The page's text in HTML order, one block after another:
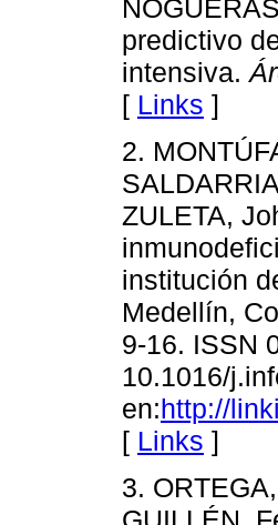
predictivo
intensiva.
[ Links ]
2.
ZULETA,
institución
Medellín,
9-16. ISSN
10.1016/
en:http://
[ Links ]
3.